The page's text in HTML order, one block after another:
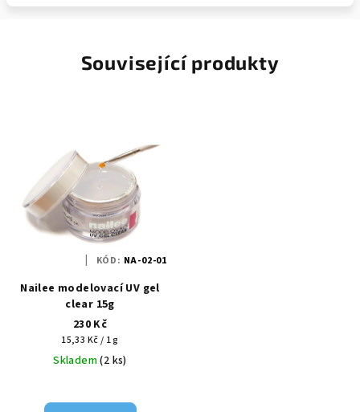
Související produkty
Nailee modelovací UV gel
clear 15g
230 Kč
Měrná
cena:
15,33 Kč / 1 g
Skladem(2 ks)
KÓD: NA-02-01